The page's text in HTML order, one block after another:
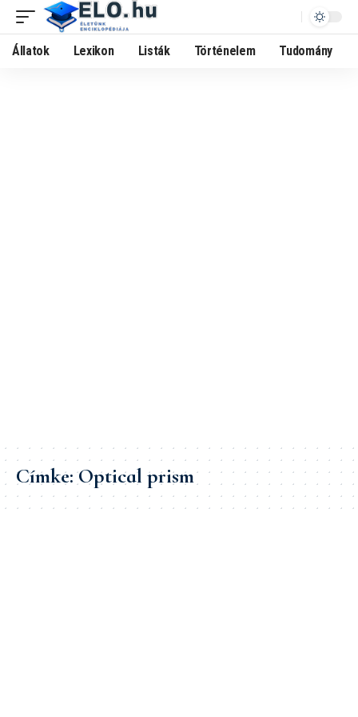
Állatok Lexikon Listák Történelem Tudomány
Címke:Optical prism